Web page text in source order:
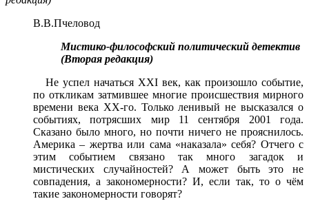
В.В.Пчеловод
Мистико-философский политический детектив
(Вторая редакция)
Не успел начаться XXI век, как произошло событие,
по откликам затмившее многие происшествия мирного
времени века XX-го. Только ленивый не высказался о
событиях, потрясших мир 11 сентября 2001 года.
Сказано было много, но почти ничего не прояснилось.
Америка – жертва или сама «наказала» себя? Отчего с
этим событием связано так много загадок и
мистических случайностей? А может быть это не
совпадения, а закономерности? И, если так, то о чём
такие закономерности говорят?